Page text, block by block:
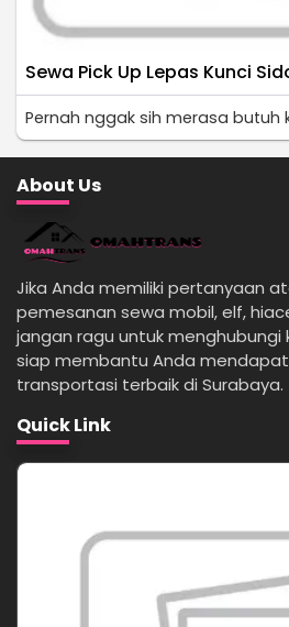
Sewa Pick Up Lepas Kunci
Pernah nggak sih merasa butuh
About Us
Jika Anda memiliki pertanyaan
pemesanan sewa mobil, elf,
jangan ragu untuk menghubungi
siap membantu Anda
transportasi terbaik di Surabaya.
Quick Link